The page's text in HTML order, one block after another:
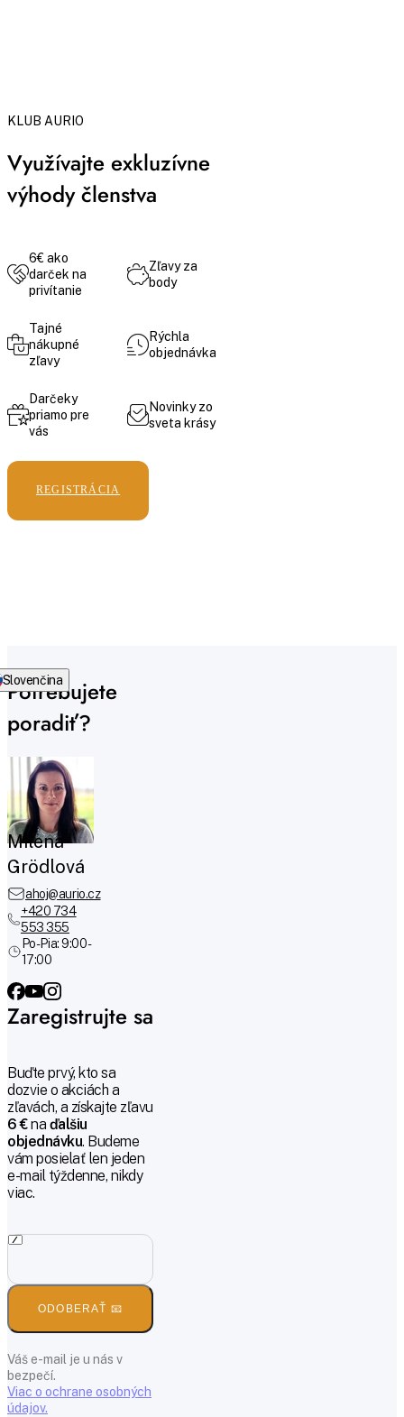
KLUB AURIO
Využívajte exkluzívne
výhody členstva
6€ ako
darček na
privítanie
Zľavy za
body
Tajné
nákupné
zľavy
Rýchla
objednávka
Darčeky
priamo pre
vás
Novinky zo
sveta krásy
REGISTRÁCIA
Potrebujete
poradiť?
Milena
Grödlová
ahoj@aurio.cz
+420 734
553 355
Po-Pia: 9:00 -
17:00
Zaregistrujte sa
Buďte prvý, kto sa
dozvie o akciách a
zľavách, a získajte zľavu
6 €na ďalšiu
objednávku. Budeme
vám posielať len jeden
e-mail týždenne, nikdy
viac.
ODOBERAŤ 📧
Váš e-mail je u nás v
bezpečí.
Viac o ochrane osobných
údajov.
Slovenčina